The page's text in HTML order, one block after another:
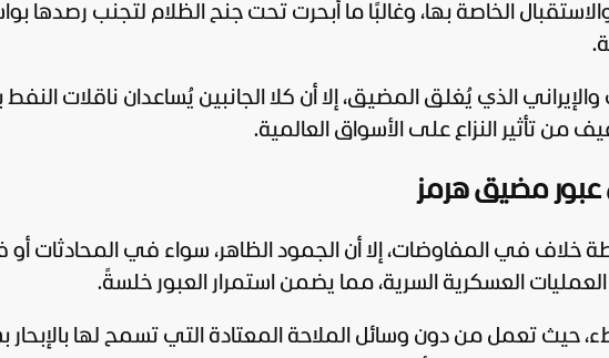
الخاصة بها، وغالبًا ما أبحرت تحت جنح الظلام لتجنب رصدها
الذي يُغلق المضيق، إلا أن كلا الجانبين يُساعدان ناقلات
من تأثير النزاع على الأسواق العالمية.
عبور مضيق هرمز
خلاف في المفاوضات، إلا أن الجمود الظاهر، سواء في المحادثات
العسكرية السرية، مما يضمن استمرار العبور خلسةً.
حيث تعمل من دون وسائل الملاحة المعتادة التي تسمح لها بالإبحار